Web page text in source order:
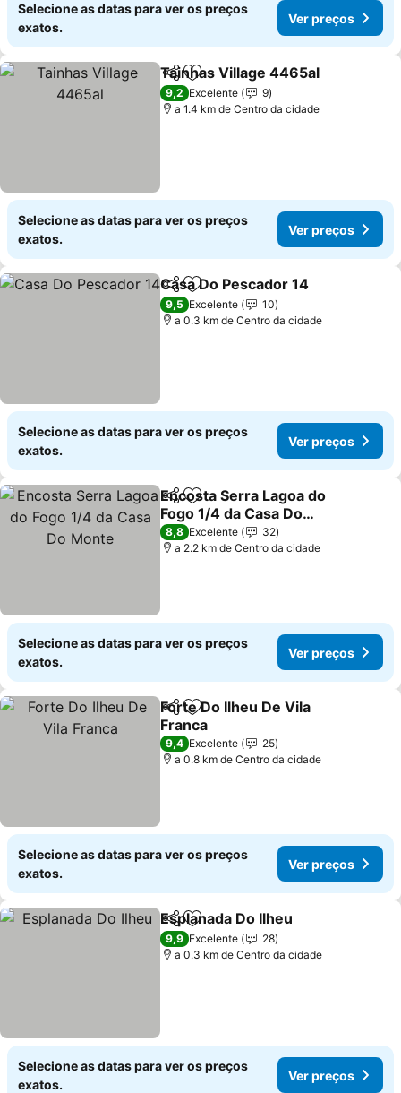
Selecione as datas para ver os preços
exatos.
Ver preços
PartilharAdicionar aos favoritos
Tainhas Village 4465al
9,2 Excelente
9
a 1.4 km de Centro da cidade
Selecione as datas para ver os preços
exatos.
Ver preços
PartilharAdicionar aos favoritos
Casa Do Pescador 14
9,5 Excelente
10
a 0.3 km de Centro da cidade
Selecione as datas para ver os preços
exatos.
Ver preços
PartilharAdicionar aos favoritos
Encosta Serra Lagoa do
Fogo 1/4 da Casa Do
Monte
Ver preços
8,8 Excelente
32
a 2.2 km de Centro da cidade
Selecione as datas para ver os preços
exatos.
Ver preços
PartilharAdicionar aos favoritos
Forte Do Ilheu De Vila
Franca
Ver preços
9,4 Excelente
25
a 0.8 km de Centro da cidade
Selecione as datas para ver os preços
exatos.
Ver preços
PartilharAdicionar aos favoritos
Esplanada Do Ilheu
9,9 Excelente
28
a 0.3 km de Centro da cidade
Selecione as datas para ver os preços
exatos.
Ver preços